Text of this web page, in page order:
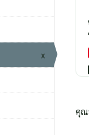
x
คุณ